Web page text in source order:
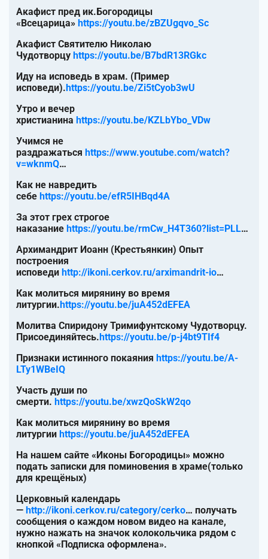
Акафист пред ик.Богородицы
«Всецарица» https://youtu.be/zBZUgqvo_Sc
Акафист Святителю Николаю
Чудотворцу https://youtu.be/B7bdR13RGkc
Иду на исповедь в храм. (Пример
исповеди).https://youtu.be/Zi5tCyob3wU
Утро и вечер
христианина https://youtu.be/KZLbYbo_VDw
Учимся не
раздражаться https://www.youtube.com/watch?
v=wknmQ…
Как не навредить
себе https://youtu.be/efR5IHBqd4A
За этот грех строгое
наказание https://youtu.be/rmCw_H4T360?list=PLL…
Архимандрит Иоанн (Крестьянкин) Опыт
построения
исповеди http://ikoni.cerkov.ru/arximandrit-io…
Как молиться мирянину во время
литургии.https://youtu.be/juA452dEFEA
Молитва Спиридону Тримифунтскому Чудотворцу.
Присоединяйтесь.https://youtu.be/p-j4bt9TIf4
Признаки истинного покаяния https://youtu.be/A-
LTy1WBeIQ
Участь души по
смерти. https://youtu.be/xwzQoSkW2qo
Как молиться мирянину во время
литургии https://youtu.be/juA452dEFEA
На нашем сайте «Иконы Богородицы» можно
подать записки для поминовения в храме(только
для крещёных)
Церковный календарь
— http://ikoni.cerkov.ru/category/cerko… получать
сообщения о каждом новом видео на канале,
нужно нажать на значок колокольчика рядом с
кнопкой «Подписка оформлена».